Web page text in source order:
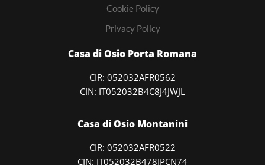
Cookie Policy
Privacy Policy
Casa di Osio Porta Romana
CIR: 052032AFR0562
CIN: IT052032B4C8J4JWJL
Casa di Osio Montanini
CIR: 052032AFR0522
CIN: IT052032B478IPCN74